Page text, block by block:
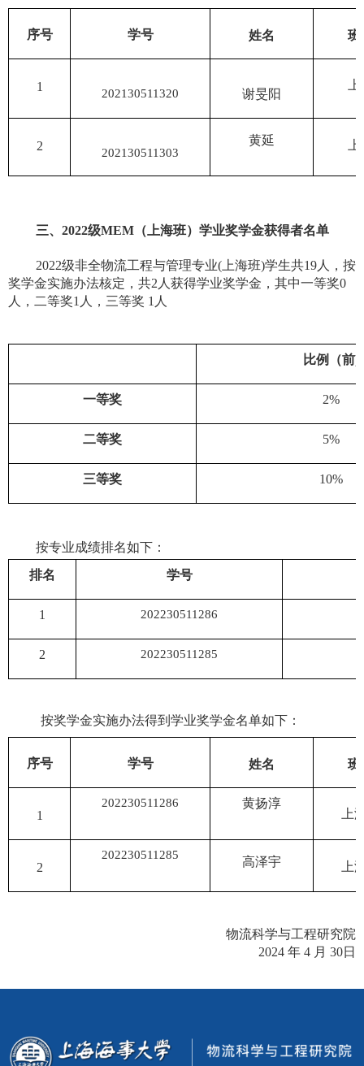
序号 学号 姓名 班
1 202130511320 谢旻阳
2 202130511303
黄延
三、 2022级MEM（上海班）学业奖学金获得者名单
2022级非全物流工程与管理专业(上海班)学生共19人，按
奖学金实施办法核定，共2 人获得学业奖学金，其中一等奖0
人，二等奖1 人，三等奖 1 人
比例（前)
一等奖 2%
二等奖 5%
三等奖 10%
按专业成绩排名如下：
排名
学号
1 202230511286
2 202230511285
按奖学金实施办法得到学业奖学金名单如下：
序号 学号 姓名 班
1
202230511286 黄扬淳
上
2
202230511285 高泽宇 上
物流科学与工程研究院
2024 年 4 月 30日